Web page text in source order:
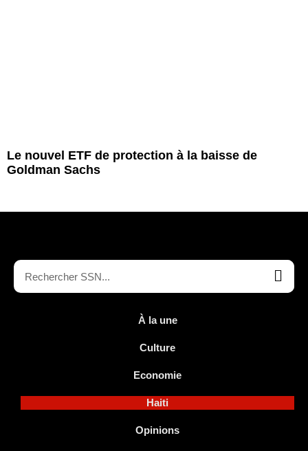
Le nouvel ETF de protection à la baisse de
Goldman Sachs
À la une
Culture
Economie
Haiti
Opinions